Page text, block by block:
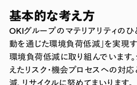
基本的な考え方
OKIグループのマテリアリティのひ
動を通じた環境負荷低減」を実現
環境負荷低減に取り組んでいます
えたリスク・機会プロセスへの対応
減、リサイクルに努めてまいります。